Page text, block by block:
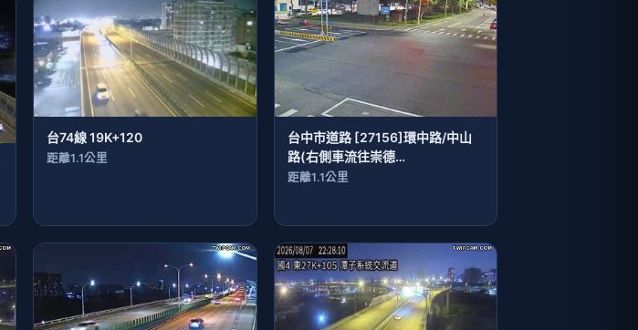
台74線 19K+120
距離1.1公里
台中市道路 [27156]環中路/中山
路(右側車流往崇德
路),Huanzhong Rd/Zhongshan
距離1.1公里